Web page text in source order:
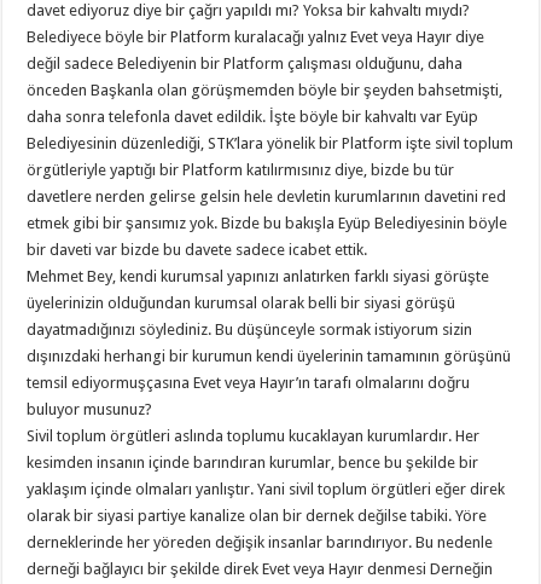
davet ediyoruz diye bir çağrı yapıldı mı? Yoksa bir kahvaltı mıydı?
Belediyece böyle bir Platform kuralacağı yalnız Evet veya Hayır diye
değil sadece Belediyenin bir Platform çalışması olduğunu, daha
önceden Başkanla olan görüşmemden böyle bir şeyden bahsetmişti,
daha sonra telefonla davet edildik. İşte böyle bir kahvaltı var Eyüp
Belediyesinin düzenlediği, STK’lara yönelik bir Platform işte sivil toplum
örgütleriyle yaptığı bir Platform katılırmısınız diye, bizde bu tür
davetlere nerden gelirse gelsin hele devletin kurumlarının davetini red
etmek gibi bir şansımız yok. Bizde bu bakışla Eyüp Belediyesinin böyle
bir daveti var bizde bu davete sadece icabet ettik.
Mehmet Bey, kendi kurumsal yapınızı anlatırken farklı siyasi görüşte
üyelerinizin olduğundan kurumsal olarak belli bir siyasi görüşü
dayatmadığınızı söylediniz. Bu düşünceyle sormak istiyorum sizin
dışınızdaki herhangi bir kurumun kendi üyelerinin tamamının görüşünü
temsil ediyormuşçasına Evet veya Hayır’ın tarafı olmalarını doğru
buluyor musunuz?
Sivil toplum örgütleri aslında toplumu kucaklayan kurumlardır. Her
kesimden insanın içinde barındıran kurumlar, bence bu şekilde bir
yaklaşım içinde olmaları yanlıştır. Yani sivil toplum örgütleri eğer direk
olarak bir siyasi partiye kanalize olan bir dernek değilse tabiki. Yöre
derneklerinde her yöreden değişik insanlar barındırıyor. Bu nedenle
derneği bağlayıcı bir şekilde direk Evet veya Hayır denmesi Derneğin